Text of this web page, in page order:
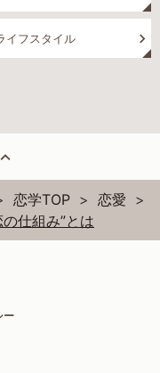
イフスタイル
恋学TOP
恋愛
仕組み”とは
ー